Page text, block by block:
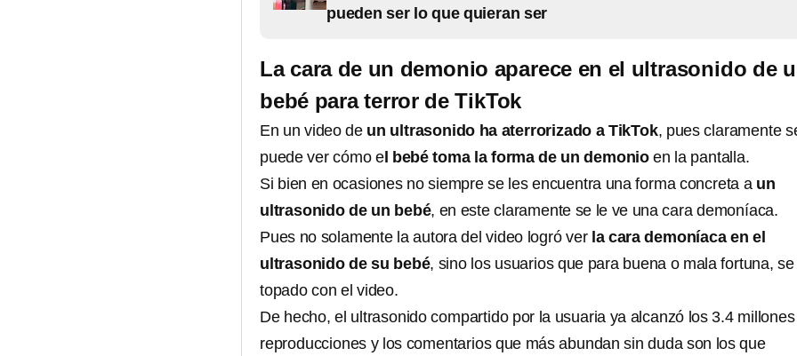
pueden ser lo que quieran ser
La cara de un demonio aparece en el ultrasonido de
bebé para terror de TikTok
En un video de un ultrasonido ha aterrorizado a TikTok, pues claramente
puede ver cómo el bebé toma la forma de un demonio en la pantalla.
Si bien en ocasiones no siempre se les encuentra una forma concreta a un
ultrasonido de un bebé, en este claramente se le ve una cara demoníaca.
Pues no solamente la autora del video logró ver la cara demoníaca en el
ultrasonido de su bebé, sino los usuarios que para buena o mala fortuna,
topado con el video.
De hecho, el ultrasonido compartido por la usuaria ya alcanzó los 3.4
reproducciones y los comentarios que más abundan sin duda son los que